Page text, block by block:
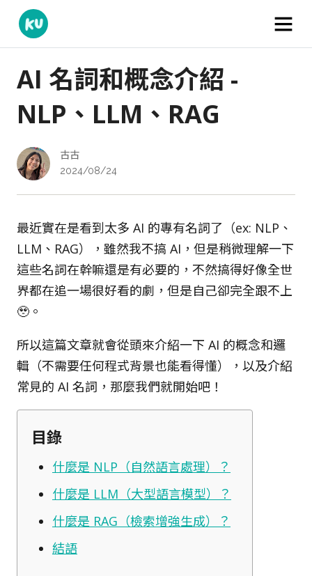
AI 名詞和概念介紹 -
NLP、LLM、RAG
古古
2024/08/24
最近實在是看到太多 AI 的專有名詞了（ex: NLP、
LLM、RAG），雖然我不搞 AI，但是稍微理解一下
這些名詞在幹嘛還是有必要的，不然搞得好像全世
界都在追一場很好看的劇，但是自己卻完全跟不上
🥹。
所以這篇文章就會從頭來介紹一下 AI 的概念和邏
輯（不需要任何程式背景也能看得懂），以及介紹
常見的 AI 名詞，那麼我們就開始吧！
目錄
什麼是 NLP（自然語言處理）？
什麼是 LLM（大型語言模型）？
什麼是 RAG（檢索增強生成）？
結語